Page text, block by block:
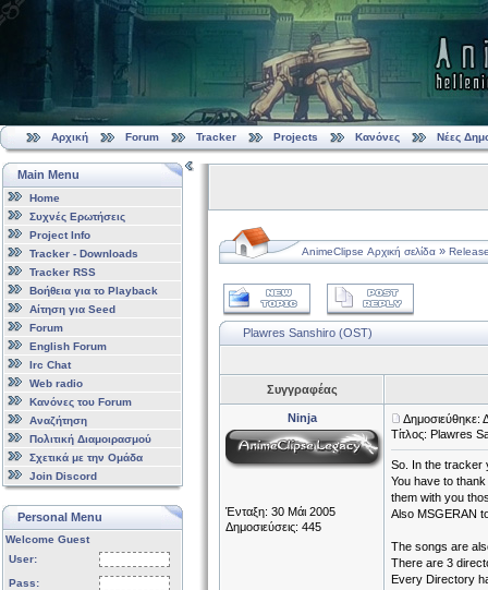
Αρχική Forum Tracker Projects Κανόνες Νέες
Main Menu
Home
Συχνές Ερωτήσεις
Project Info
Tracker - Downloads
Tracker RSS
Βοήθεια για το Playback
Αίτηση για Seed
Forum
English Forum
Irc Chat
Web radio
Κανόνες του Forum
Αναζήτηση
Πολιτική Διαμοιρασμού
Σχετικά με την Ομάδα
Join Discord
Personal Menu
Welcome Guest
User:
Pass:
AnimeClipse Αρχική σελίδα »
Plawres Sanshiro (OST)
Συγγραφέας
Ninja
Ένταξη: 30 Μάι 2005
Δημοσιεύσεις: 445
Δημοσιεύθηκε:
Τίτλος: Plawres
So. In the tracker
You have to
them with you
Also MSGERAN
The songs are
There are 3
Every Directory